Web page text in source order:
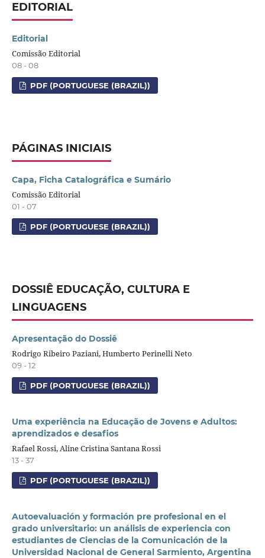
EDITORIAL
Editorial
Comissão Editorial
08 - 08
PDF (PORTUGUESE (BRAZIL))
PÁGINAS INICIAIS
Capa, Ficha Catalográfica e Sumário
Comissão Editorial
01 - 07
PDF (PORTUGUESE (BRAZIL))
DOSSIÊ EDUCAÇÃO, CULTURA E
LINGUAGENS
Apresentação do Dossiê
Rodrigo Ribeiro Paziani, Humberto Perinelli Neto
09 - 12
PDF (PORTUGUESE (BRAZIL))
Uma experiência na Educação de Jovens e Adultos:
aprendizados e desafios
Rafael Rossi, Aline Cristina Santana Rossi
13 - 37
PDF (PORTUGUESE (BRAZIL))
Autoevaluación y formación pre profesional en el
grado universitario: un análisis de experiencia con
estudiantes de Ciencias de la Comunicación de la
Universidad Nacional de General Sarmiento, Argentina